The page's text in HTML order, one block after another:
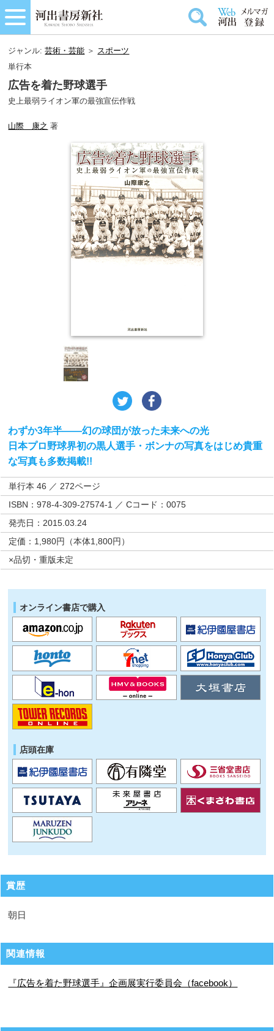
ジャンル:芸術・芸能 ＞ スポーツ
単行本
広告を着た野球選手
史上最弱ライオン軍の最強宣伝作戦
山際 康之 著
わずか3年半——幻の球団が放った未来への光
日本プロ野球界初の黒人選手・ボンナの写真をはじめ貴重
な写真も多数掲載!!
単行本 46 ／ 272ページ
ISBN：978-4-309-27574-1 ／ Cコード：0075
発売日：2015.03.24
定価：1,980円（本体1,800円）
×品切・重版未定
オンライン書店で購入
店頭在庫
賞歴
朝日
関連情報
『広告を着た野球選手』企画展実行委員会（facebook）